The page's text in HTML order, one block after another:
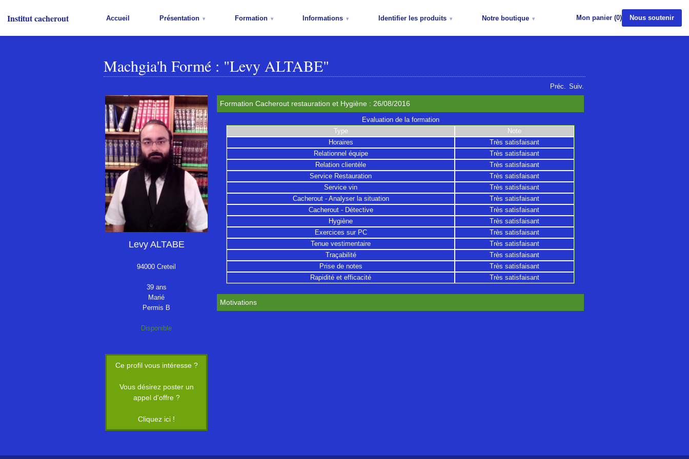
Institut cacherout Accueil Présentation Formation Informations Identifier les produits Notre boutique Mon panier (0) Nous soutenir
Machgia'h Formé : "Levy ALTABE"
Préc. Suiv.
Levy ALTABE
94000 Creteil
39 ans
Marié
Permis B
Disponible
Ce profil vous intéresse ?
Vous désirez poster un
appel d'offre ?
Cliquez ici !
Formation Cacherout restauration et Hygiène : 26/08/2016
Evaluation de la formation
Type
Note
Horaires
Très satisfaisant
Relationnel équipe
Très satisfaisant
Relation clientèle
Très satisfaisant
Service Restauration
Très satisfaisant
Service vin
Très satisfaisant
Cacherout - Analyser la situation
Très satisfaisant
Cacherout - Détective
Très satisfaisant
Hygiène
Très satisfaisant
Exercices sur PC
Très satisfaisant
Tenue vestimentaire
Très satisfaisant
Traçabilité
Très satisfaisant
Prise de notes
Très satisfaisant
Rapidité et efficacité
Très satisfaisant
Motivations